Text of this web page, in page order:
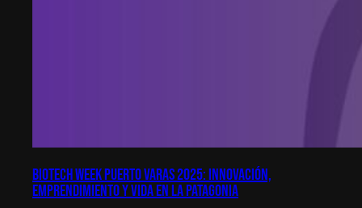
Biotech Week Puerto Varas 2025: Innovación,
emprendimiento y vida en la Patagonia